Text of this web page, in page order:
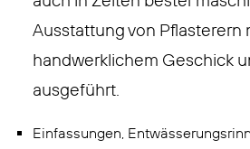
Ausstattung von Pflasterern
handwerklichem Geschick
ausgeführt.
Einfassungen,